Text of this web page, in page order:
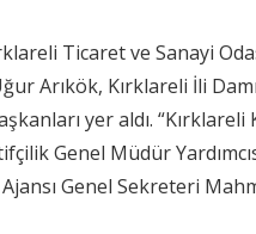
Ticaret ve Sanayi
Arıkök, Kırklareli İli
yer aldı.
Genel Müdür
Genel Sekreteri